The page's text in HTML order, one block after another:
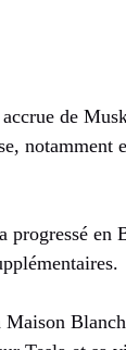
de
notamment
en